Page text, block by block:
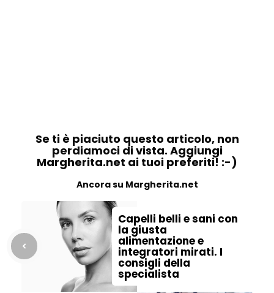
Se ti è piaciuto questo articolo, non
perdiamoci di vista. Aggiungi
Margherita.net ai tuoi preferiti! :-)
Ancora su Margherita.net
Capelli belli e sani con
la giusta
alimentazione e
integratori mirati. I
consigli della
specialista